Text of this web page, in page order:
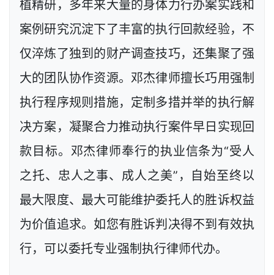
植精研，多年来大量的身体力行办案实践和
案例研究沉淀下了丰富的执行回款经验，不
仅淬炼了独到的财产调查技巧，还集聚了强
大的团队协作资源。邓杰律师擅长巧用强制
执行程序规则措施，定制多措并举的执行解
决方案，凝聚合力推动执行案件早日实现回
款目标。邓杰律师奉行的执业信条为“受人
之托、忠人之事、成人之美”，自始至终以
最大限度、最大可能维护委托人的胜诉权益
为价值追求。如您有胜诉判决得不到有效执
行，可以委托专业强制执行律师代办。